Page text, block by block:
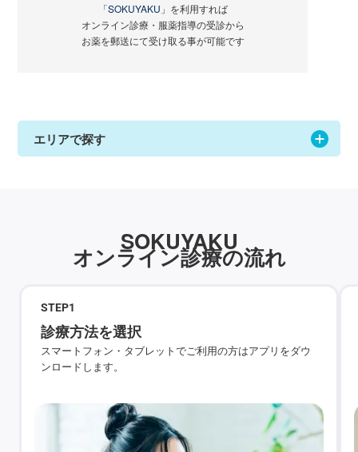
「SOKUYAKU」 を利用すれば
オンライン診療・服薬指導の受診から
お薬を郵送にて受け取る事が可能です
エリアで探す
SOKUYAKU
オンライン診療の流れ
STEP1
診療方法を選択
スマートフォン・タブレットでご利用の方はアプリをダウ
ンロードします。